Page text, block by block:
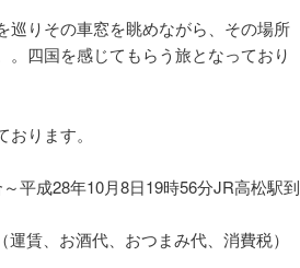
巡りその車窓を眺めながら、その場所
四国を感じてもらう旅となっており
ります。
平成28年10月8日19時56分JR高松駅到
賃、お酒代、おつまみ代、消費税）